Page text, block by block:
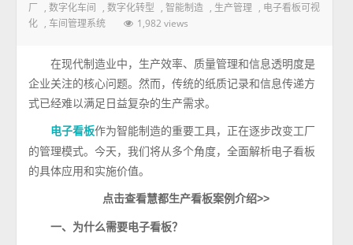
厂
,数字化车间 ,数字化转型 ,智能制造 , 生产管理 , 电子看板可视
化
,车间管理系统 1,982 views
在现代制造业中，生产效率、质量管理和信息透明度是
企业关注的核心问题。然而，传统的纸质记录和信息传递方
式已经难以满足日益复杂的生产需求。
电子看板作为智能制造的重要工具，正在逐步改变工厂
的管理模式。今天，我们将从多个角度，全面解析电子看板
的具体应用和实施价值。
点击查看慧都生产看板案例介绍>>
一、为什么需要电子看板？